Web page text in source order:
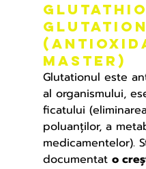
master)
Glutationul este
al organismului,
ficatului
poluanților, a
medicamentelor).
documentat o